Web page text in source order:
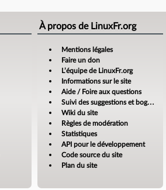
À propos de LinuxFr.org
Mentions légales
Faire un don
L’équipe de LinuxFr.org
Informations sur le site
Aide / Foire aux questions
Suivi des suggestions et bogues
Wiki du site
Règles de modération
Statistiques
API pour le développement
Code source du site
Plan du site